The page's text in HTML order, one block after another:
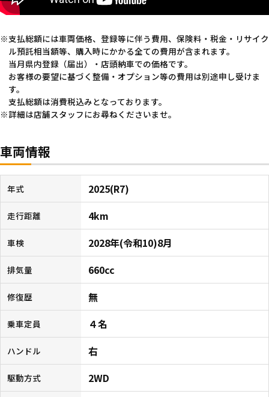
支払総額には車両価格、登録等に伴う費用、保険料・税金・リサイク
ル預託相当額等、購入時にかかる全ての費用が含まれます。
当月県内登録（届出）・店頭納車での価格です。
お客様の要望に基づく整備・オプション等の費用は別途申し受けま
す。
支払総額は消費税込みとなっております。
詳細は店舗スタッフにお尋ねくださいませ。
車両情報
年式 2025(R7)
走行距離 4km
車検 2028年(令和10)8月
排気量 660cc
修復歴 無
乗車定員 ４名
ハンドル 右
駆動方式 2WD